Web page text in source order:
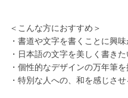
＜こんな方におすすめ＞
・書道や文字を書くことに興味
・日本語の文字を美しく書きた
・個性的なデザインの万年筆を
・特別な人への、和を感じさ